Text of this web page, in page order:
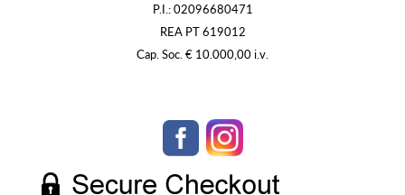
P.I.: 02096680471
REA PT 619012
Cap. Soc. € 10.000,00 i.v.